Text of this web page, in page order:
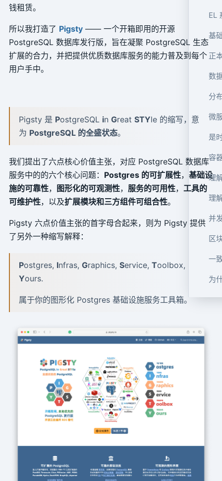
EL
基
正
数
分
微
是
容
理
理
并
区
一
为
钱租赁。
所以我打造了 Pigsty—— 一个开箱即用的开源
PostgreSQL 数据库发行版，旨在凝聚 PostgreSQL 生态
扩展的合力，并把提供优质数据库服务的能力普及到每个
用户手中。
Pigsty 是 PostgreSQL in Great STYle 的缩写，意
为 PostgreSQL 的全盛状态。
我们提出了六点核心价值主张，对应 PostgreSQL 数据库
服务中的的六个核心问题： Postgres 的可扩展性， 基础设
施的可靠性， 图形化的可观测性， 服务的可用性， 工具的
可维护性，以及扩展模块和三方组件可组合性。
Pigsty 六点价值主张的首字母合起来，则为 Pigsty 提供
了另外一种缩写解释：
Postgres, Infras, Graphics, Service, Toolbox,
Yours.
属于你的图形化 Postgres 基础设施服务工具箱。